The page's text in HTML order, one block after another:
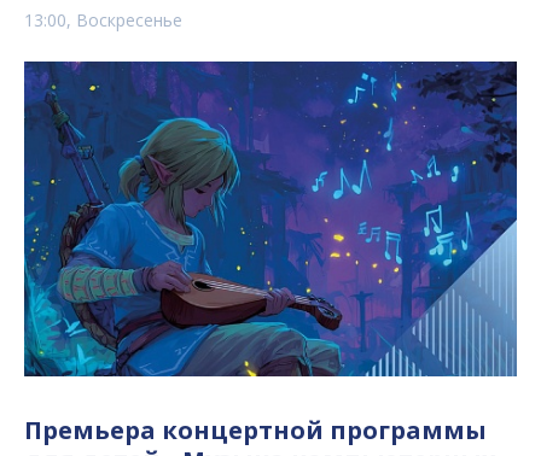
13:00, Воскресенье
Премьера концертной программы